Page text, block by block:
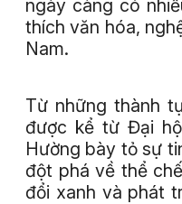
ngày càng có
thích văn hóa,
Nam.
Từ những thành
được kể từ Đại
Hường bày tỏ sự
đột phá về thể
đổi xanh và phát